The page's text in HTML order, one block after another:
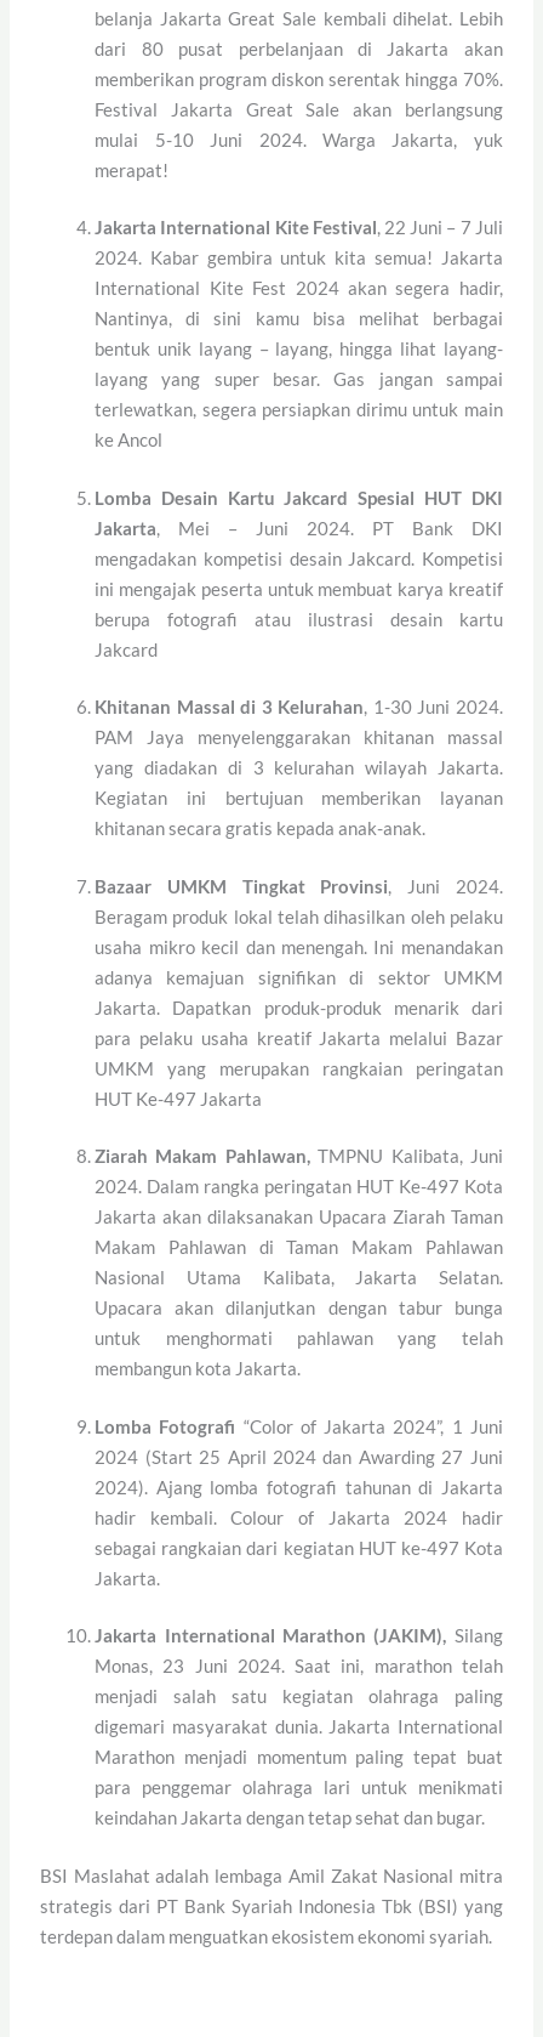
belanja Jakarta Great Sale kembali dihelat. Lebih
dari 80 pusat perbelanjaan di Jakarta akan
memberikan program diskon serentak hingga 70%.
Festival Jakarta Great Sale akan berlangsung
mulai 5-10 Juni 2024. Warga Jakarta, yuk
merapat!
Jakarta International Kite Festival, 22 Juni – 7 Juli
2024. Kabar gembira untuk kita semua! Jakarta
International Kite Fest 2024 akan segera hadir,
Nantinya, di sini kamu bisa melihat berbagai
bentuk unik layang – layang, hingga lihat layang-
layang yang super besar. Gas jangan sampai
terlewatkan, segera persiapkan dirimu untuk main
ke Ancol
Lomba Desain Kartu Jakcard Spesial HUT DKI
Jakarta, Mei – Juni 2024. PT Bank DKI
mengadakan kompetisi desain Jakcard. Kompetisi
ini mengajak peserta untuk membuat karya kreatif
berupa fotografi atau ilustrasi desain kartu
Jakcard
Khitanan Massal di 3 Kelurahan, 1-30 Juni 2024.
PAM Jaya menyelenggarakan khitanan massal
yang diadakan di 3 kelurahan wilayah Jakarta.
Kegiatan ini bertujuan memberikan layanan
khitanan secara gratis kepada anak-anak.
Bazaar UMKM Tingkat Provinsi, Juni 2024.
Beragam produk lokal telah dihasilkan oleh pelaku
usaha mikro kecil dan menengah. Ini menandakan
adanya kemajuan signifikan di sektor UMKM
Jakarta. Dapatkan produk-produk menarik dari
para pelaku usaha kreatif Jakarta melalui Bazar
UMKM yang merupakan rangkaian peringatan
HUT Ke-497 Jakarta
Ziarah Makam Pahlawan,TMPNU Kalibata, Juni
2024. Dalam rangka peringatan HUT Ke-497 Kota
Jakarta akan dilaksanakan Upacara Ziarah Taman
Makam Pahlawan di Taman Makam Pahlawan
Nasional Utama Kalibata, Jakarta Selatan.
Upacara akan dilanjutkan dengan tabur bunga
untuk menghormati pahlawan yang telah
membangun kota Jakarta.
Lomba Fotografi “Color of Jakarta 2024”, 1 Juni
2024 (Start 25 April 2024 dan Awarding 27 Juni
2024). Ajang lomba fotografi tahunan di Jakarta
hadir kembali. Colour of Jakarta 2024 hadir
sebagai rangkaian dari kegiatan HUT ke-497 Kota
Jakarta.
Jakarta International Marathon (JAKIM), Silang
Monas, 23 Juni 2024. Saat ini, marathon telah
menjadi salah satu kegiatan olahraga paling
digemari masyarakat dunia. Jakarta International
Marathon menjadi momentum paling tepat buat
para penggemar olahraga lari untuk menikmati
keindahan Jakarta dengan tetap sehat dan bugar.
BSI Maslahat adalah lembaga Amil Zakat Nasional mitra
strategis dari PT Bank Syariah Indonesia Tbk (BSI) yang
terdepan dalam menguatkan ekosistem ekonomi syariah.